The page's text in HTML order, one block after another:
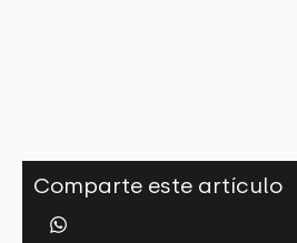
Comparte este artículo